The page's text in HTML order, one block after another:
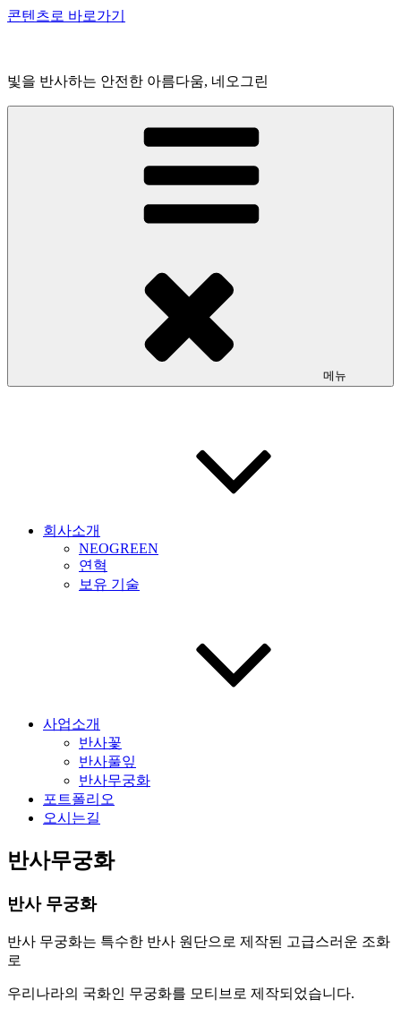
콘텐츠로 바로가기
빛을 반사하는 안전한 아름다움, 네오그린
메뉴
회사소개
NEOGREEN
연혁
보유 기술
사업소개
반사꽃
반사풀잎
반사무궁화
포트폴리오
오시는길
반사무궁화
반사 무궁화
반사 무궁화는 특수한 반사 원단으로 제작된 고급스러운 조화
로
우리나라의 국화인 무궁화를 모티브로 제작되었습니다.